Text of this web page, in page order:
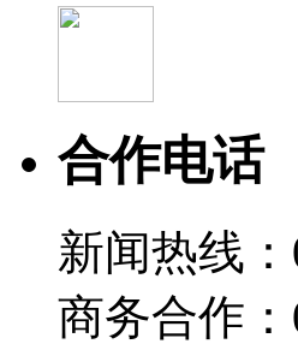
合作电话
新闻热线
商务合作：